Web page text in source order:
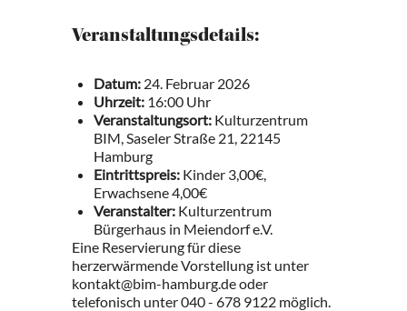
Veranstaltungsdetails:
Datum: 24. Februar 2026
Uhrzeit: 16:00 Uhr
Veranstaltungsort: Kulturzentrum
BIM, Saseler Straße 21, 22145
Hamburg
Eintrittspreis: Kinder 3,00€,
Erwachsene 4,00€
Veranstalter: Kulturzentrum
Bürgerhaus in Meiendorf e.V.
Eine Reservierung für diese
herzerwärmende Vorstellung ist unter
kontakt@bim-hamburg.de oder
telefonisch unter 040 - 678 9122 möglich.